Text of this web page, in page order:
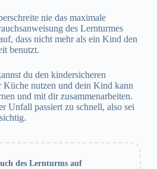
nie das maximale
des Lernturmes
dass nicht mehr als ein Kind den
benutzt.
du den kindersicheren
Küche nutzen und dein Kind kann
und mit dir zusammenarbeiten.
Unfall passiert zu schnell, also sei
des Lernturms auf